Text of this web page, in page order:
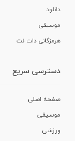
دانلود
موسیقی
هرمزگانی دات نت
دسترسی سریع
صفحه اصلی
موسیقی
ورزشی